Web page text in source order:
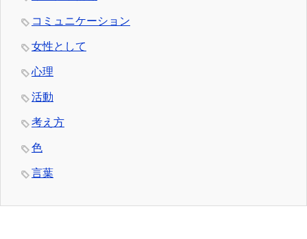
コミュニケーション
女性として
心理
活動
考え方
色
言葉